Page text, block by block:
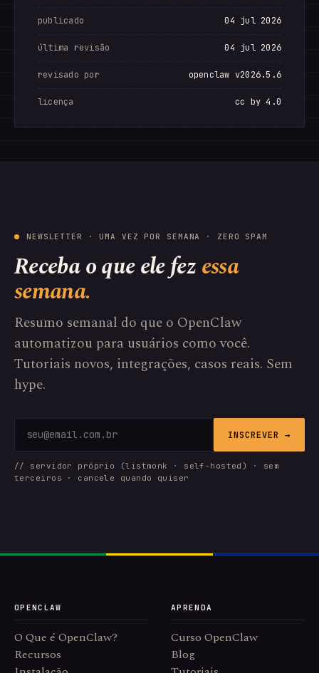
publicado 04 jul 2026
última revisão 04 jul 2026
revisado por openclaw v2026.5.6
licença cc by 4.0
NEWSLETTER · UMA VEZ POR SEMANA · ZERO SPAM
Receba o que ele fezessa
semana.
Resumo semanal do que o OpenClaw
automatizou para usuários como você.
Tutoriais novos, integrações, casos reais. Sem
hype.
INSCREVER →
// servidor próprio (listmonk · self-hosted) · sem
terceiros · cancele quando quiser
OPENCLAW
O Que é OpenClaw?
Recursos
APRENDA
Curso OpenClaw
Blog